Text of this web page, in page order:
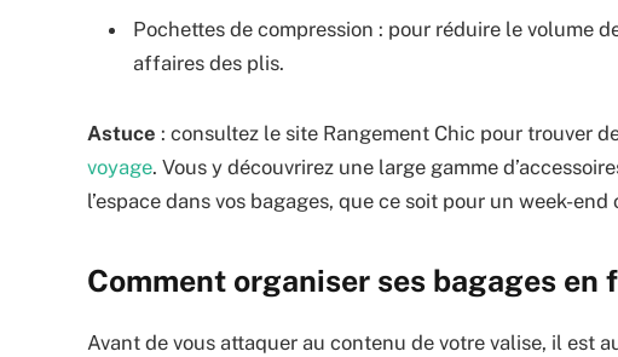
Pochettes de compression : pour réduire le volume
affaires des plis.
Astuce : consultez le site Rangement Chic pour trouver
voyage. Vous y découvrirez une large gamme
l’espace dans vos bagages, que ce soit pour un week-
Comment organiser ses bagages en
Avant de vous attaquer au contenu de votre valise, il est